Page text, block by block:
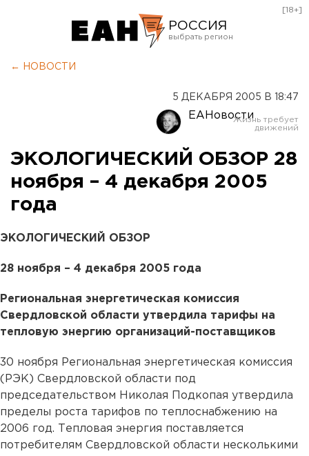
РОССИЯ
Оренбург
[18+]
← НОВОСТИ
5 ДЕКАБРЯ 2005 В 18:47
ЕАНовости
ЭКОЛОГИЧЕСКИЙ ОБЗОР 28
ноября – 4 декабря 2005
года
ЭКОЛОГИЧЕСКИЙ ОБЗОР
28 ноября – 4 декабря 2005 года
Региональная энергетическая комиссия
Свердловской области утвердила тарифы на
тепловую энергию организаций-поставщиков
30 ноября Региональная энергетическая комиссия
(РЭК) Свердловской области под
председательством Николая Подкопая утвердила
пределы роста тарифов по теплоснабжению на
2006 год. Тепловая энергия поставляется
потребителям Свердловской области несколькими